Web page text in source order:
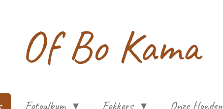
Of Bo Kama
Fotoalbum Fokkers Onze Honden